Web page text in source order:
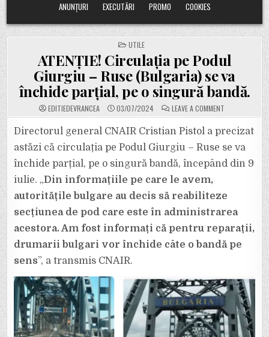
ANUNȚURI
EXECUTĂRI PROMO COOKIES
POSTED
IN
UTILE
ATENȚIE! Circulația pe Podul
Giurgiu – Ruse (Bulgaria) se va
închide parțial, pe o singură bandă.
EDITIEDEVRANCEA 03/07/2024 LEAVE A COMMENTON
ATENȚIE!
PE
PODUL
GIURGIU
–
RUSE
(BULGARIA)
PARȚIAL,
PE
O
SINGURĂ
BANDĂ.
Directorul general CNAIR Cristian Pistol a precizat
astăzi că circulația pe Podul Giurgiu – Ruse se va
închide parțial, pe o singură bandă, începând din 9
iulie. „Din informațiile pe care le avem,
autoritățile bulgare au decis să reabiliteze
secțiunea de pod care este în administrarea
acestora. Am fost informați că pentru reparații,
drumarii bulgari vor închide câte o bandă pe
sens”, a transmis CNAIR.